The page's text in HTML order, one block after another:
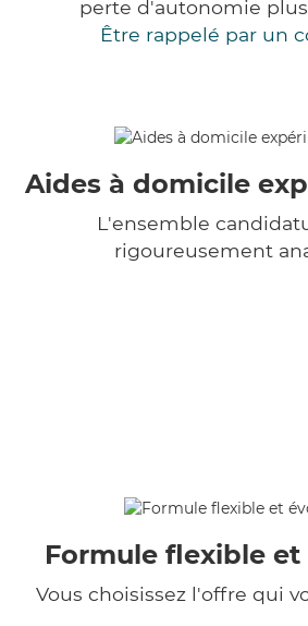
perte d'autonomie plus
Être rappelé par un
Aides à domicile
L'ensemble
rigoureusement
Formule flexible
Vous choisissez l'offre qui